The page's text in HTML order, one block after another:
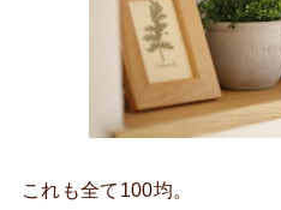
これも全て100均。